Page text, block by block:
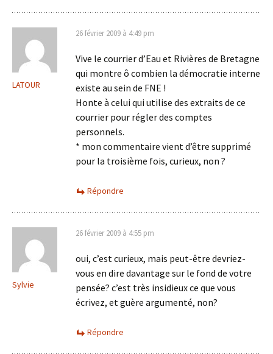
LATOUR
26 février 2009 à 4:49 pm
Vive le courrier d’Eau et Rivières de Bretagne
qui montre ô combien la démocratie interne
existe au sein de FNE !
Honte à celui qui utilise des extraits de ce
courrier pour régler des comptes
personnels.
* mon commentaire vient d’être supprimé
pour la troisième fois, curieux, non ?
Répondre
Sylvie
26 février 2009 à 4:55 pm
oui, c’est curieux, mais peut-être devriez-
vous en dire davantage sur le fond de votre
pensée? c’est très insidieux ce que vous
écrivez, et guère argumenté, non?
Répondre